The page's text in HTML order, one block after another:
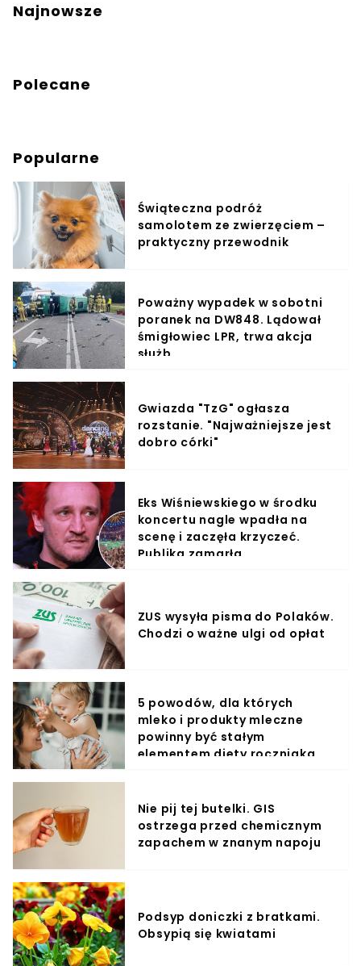
Najnowsze
Polecane
Popularne
Świąteczna podróż
samolotem ze zwierzęciem –
praktyczny przewodnik
Poważny wypadek w sobotni
poranek na DW848. Lądował
śmigłowiec LPR, trwa akcja
służb
Gwiazda "TzG" ogłasza
rozstanie. "Najważniejsze jest
dobro córki"
Eks Wiśniewskiego w środku
koncertu nagle wpadła na
scenę i zaczęła krzyczeć.
Publika zamarła
ZUS wysyła pisma do Polaków.
Chodzi o ważne ulgi od opłat
5 powodów, dla których
mleko i produkty mleczne
powinny być stałym
elementem diety roczniaka
Nie pij tej butelki. GIS
ostrzega przed chemicznym
zapachem w znanym napoju
Podsyp doniczki z bratkami.
Obsypią się kwiatami